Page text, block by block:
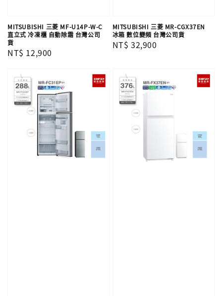
MITSUBISHI 三菱 MF-U14P-W-C
直立式 冷凍櫃 自動除霜 台灣公司
貨
Regular
NT$ 12,900
MITSUBISHI 三菱 MR-CGX37EN
冰箱 數位變頻 台灣公司貨
Regular
NT$ 32,900